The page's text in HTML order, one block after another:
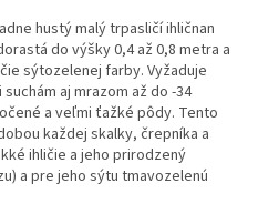
hustý malý trpasličí ihličnan
do výšky 0,4 až 0,8 metra a
sýtozelenej farby. Vyžaduje
aj mrazom až do -34
a veľmi ťažké pôdy. Tento
každej skalky, črepníka a
ihličie a jeho prirodzený
a pre jeho sýtu tmavozelenú